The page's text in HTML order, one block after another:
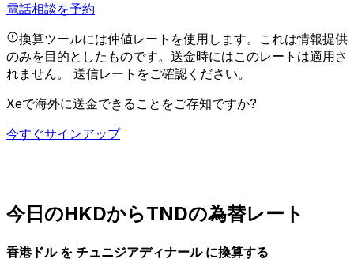
電話相談を予約
換算ツールには仲値レートを使用します。これは情報提供
のみを目的としたものです。送金時にはこのレートは適用さ
れません。 送信レートをご確認ください。
Xeで海外に送金できることをご存知ですか?
今すぐサインアップ
今日のHKDからTNDの為替レート
香港ドル を チュニジアディナール に換算する